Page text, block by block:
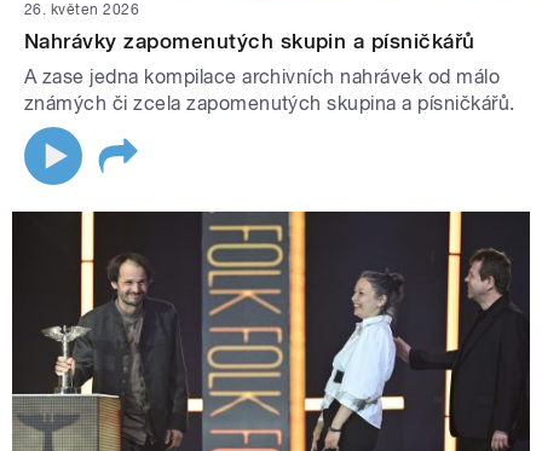
26. květen 2026
Nahrávky zapomenutých skupin a písničkářů
A zase jedna kompilace archivních nahrávek od málo
známých či zcela zapomenutých skupina a písničkářů.